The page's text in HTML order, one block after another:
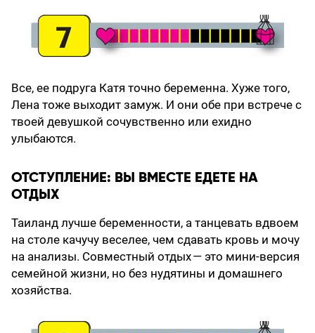
Все, ее подруга Катя точно беременна. Хуже того,
Лена тоже выходит замуж. И они обе при встрече с
твоей девушкой сочувственно или ехидно
улыбаются.
ОТСТУПЛЕНИЕ: ВЫ ВМЕСТЕ ЕДЕТЕ НА
ОТДЫХ
Таиланд лучше беременности, а танцевать вдвоем
на столе качучу веселее, чем сдавать кровь и мочу
на анализы. Совместный отдых — это мини-версия
семейной жизни, но без нудятины и домашнего
хозяйства.